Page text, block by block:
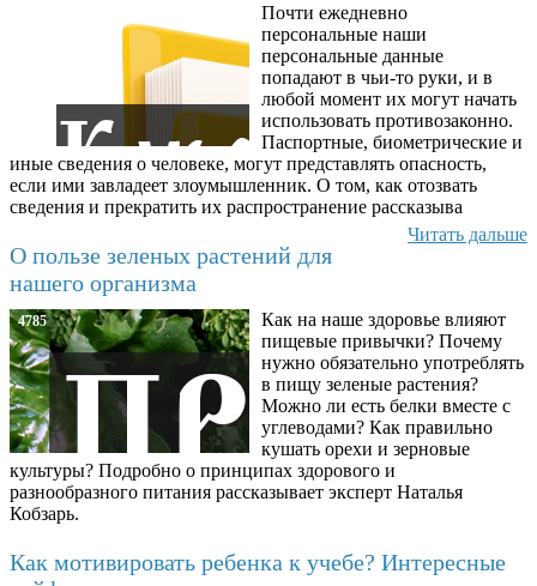
Почти ежедневно
персональные наши
персональные данные
попадают в чьи-то руки, и в
любой момент их могут начать
использовать противозаконно.
Паспортные, биометрические и
иные сведения о человеке, могут представлять опасность,
если ими завладеет злоумышленник. О том, как отозвать
сведения и прекратить их распространение рассказыва
Читать дальше
О пользе зеленых растений для
нашего организма
4785
Как на наше здоровье влияют
пищевые привычки? Почему
нужно обязательно употреблять
в пищу зеленые растения?
Можно ли есть белки вместе с
углеводами? Как правильно
кушать орехи и зерновые
культуры? Подробно о принципах здорового и
разнообразного питания рассказывает эксперт Наталья
Кобзарь.
Как мотивировать ребенка к учебе? Интересные